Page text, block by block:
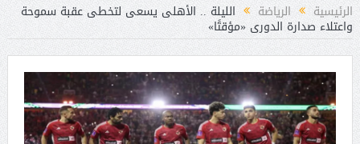
الرئيسية الرياضة الليلة .. الأهلى يسعى لتخطى عقبة سموحة
واعتلاء صدارة الدورى «مؤقتًا»